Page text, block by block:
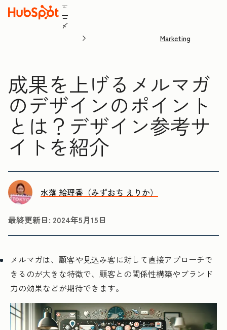
メ
ニ
ュ
Marketing
成果を上げるメルマガ
のデザインのポイント
とは？デザイン参考サ
イトを紹介
水落 絵理香（みずおち えりか）
最終更新日: 2024年5月15日
メルマガは、顧客や見込み客に対して直接アプローチで
きるのが大きな特徴で、顧客との関係性構築やブランド
力の効果などが期待できます。